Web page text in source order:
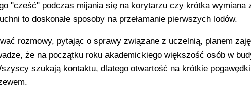
"cześć" podczas mijania się na korytarzu czy krótka wymiana
to doskonałe sposoby na przełamanie pierwszych lodów.
rozmowy, pytając o sprawy związane z uczelnią, planem
że na początku roku akademickiego większość osób w
szukają kontaktu, dlatego otwartość na krótkie